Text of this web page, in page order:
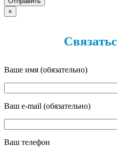
×
Ваше имя (обязательно)
Ваш e-mail (обязательно)
Ваш телефон